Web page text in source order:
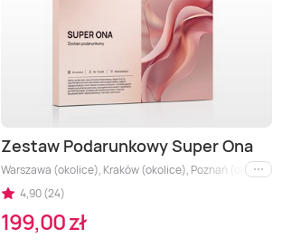
Zestaw Podarunkowy Super Ona
Warszawa (okolice), Kraków (okolice), Poznań (okolice),
i inne
4,90 (24)
199,00 zł